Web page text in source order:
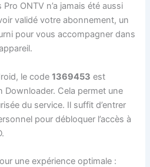
ONTV n’a jamais été aussi
validé votre abonnement, un
pour vous accompagner dans
le code1369453 est
Downloader. Cela permet une
du service. Il suffit d’entrer
pour débloquer l’accès à
une expérience optimale :